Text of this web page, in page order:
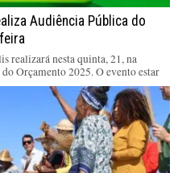
Audiência Pública do
realizará nesta quinta, 21, na
Orçamento 2025. O evento estar